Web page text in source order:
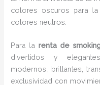
colores oscuros para
colores neutros.
Para la renta de
divertidos y
modernos, brillantes,
exclusividad con